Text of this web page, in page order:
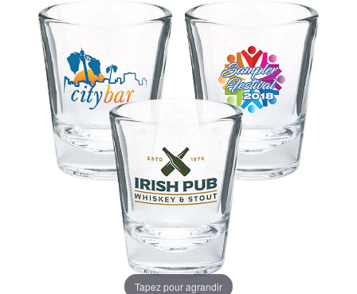
Tapez pour agrandir